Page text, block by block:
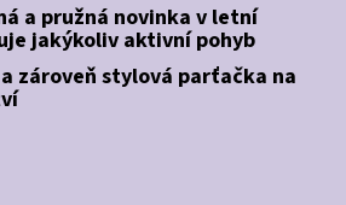
a pružná novinka v letní
jakýkoliv aktivní pohyb
zároveň stylová parťačka na